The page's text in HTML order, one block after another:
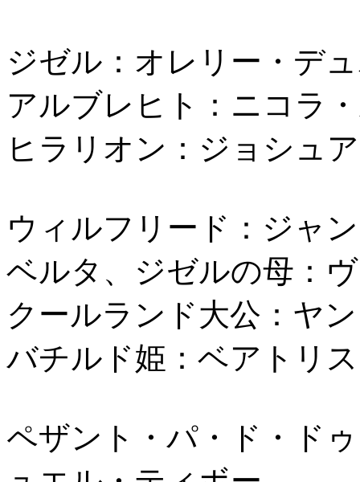
ジゼル：オレリー・デ
アルブレヒト：ニコラ
ヒラリオン：ジョシュ
ウィルフリード：ジャ
ベルタ、ジゼルの母：
クールランド大公：ヤ
バチルド姫：ベアトリ
ペザント・パ・ド・ド